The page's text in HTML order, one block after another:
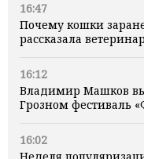
16:47
Почему кошки
рассказала ветеринар
16:12
Владимир Машков
Грозном фестиваль
16:02